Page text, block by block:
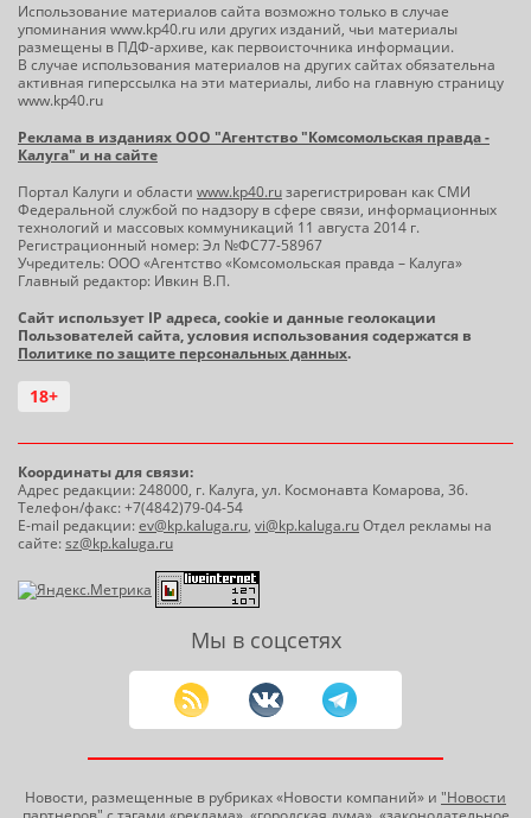
Использование материалов сайта возможно только в случае
упоминания www.kp40.ru или других изданий, чьи материалы
размещены в ПДФ-архиве, как первоисточника информации.
В случае использования материалов на других сайтах обязательна
активная гиперссылка на эти материалы, либо на главную страницу
www.kp40.ru
Реклама в изданиях ООО "Агентство "Комсомольская правда -
Калуга" и на сайте
Портал Калуги и области www.kp40.ruзарегистрирован как СМИ
Федеральной службой по надзору в сфере связи, информационных
технологий и массовых коммуникаций 11 августа 2014 г.
Регистрационный номер: Эл №ФС77-58967
Учредитель: ООО «Агентство «Комсомольская правда – Калуга»
Главный редактор: Ивкин В.П.
Сайт использует IP адреса, cookie и данные геолокации
Пользователей сайта, условия использования содержатся в
Политике по защите персональных данных.
18+
Координаты для связи:
Адрес редакции: 248000, г. Калуга, ул. Космонавта Комарова, 36.
Телефон/факс: +7(4842)79-04-54
E-mail редакции:ev@kp.kaluga.ru, vi@kp.kaluga.ruОтдел рекламы на
сайте:sz@kp.kaluga.ru
Мы в соцсетях
Новости, размещенные в рубриках «Новости компаний» и "Новости